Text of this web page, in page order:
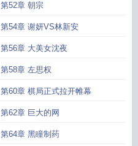
第52章 朝宗
第54章 谢妍VS林新安
第56章 大美女沈夜
第58章 左思权
第60章 棋局正式拉开帷幕
第62章 巨大的网
第64章 黑瞳制药